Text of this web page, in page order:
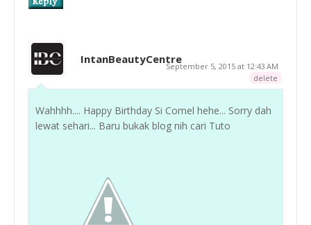
IntanBeautyCentre
September 5, 2015 at 12:43 AM
delete
Wahhhh.... Happy Birthday Si Comel hehe... Sorry dah
lewat sehari... Baru bukak blog nih cari Tuto